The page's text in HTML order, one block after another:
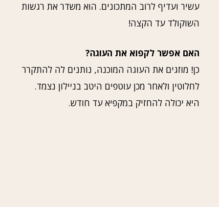
עשיר ועדיף לרוב המתכונים. הוא משדר את רגשות
השוקולד עד הקצה!
האם אפשר לקפוא את העוגה?
כן! מוזגים את העוגה המוכנה, נותנים לה להתקרר
לחלוטין ולאחר מכן עוטפים היטב בניילון נצמד.
היא יכולה להחזיק במקפיא עד חודש.